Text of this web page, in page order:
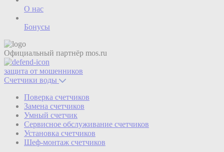
О нас
Бонусы
Официальный партнёр mos.ru
защита от мошенников
Счетчики воды
Поверка счетчиков
Замена счетчиков
Умный счетчик
Сервисное обслуживание счетчиков
Установка счетчиков
Шеф-монтаж счетчиков